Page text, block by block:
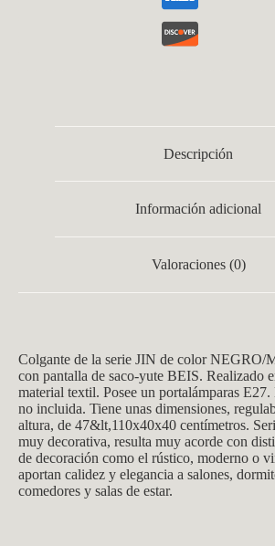
Descripción
Información adicional
Valoraciones (0)
Colgante de la serie JIN de color NEGRO/
con pantalla de saco-yute BEIS. Realizado
material textil. Posee un portalámparas
no incluida. Tiene unas dimensiones,
altura, de 47&lt,110x40x40 centímetros.
muy decorativa, resulta muy acorde con
de decoración como el rústico, moderno o
aportan calidez y elegancia a salones,
comedores y salas de estar.